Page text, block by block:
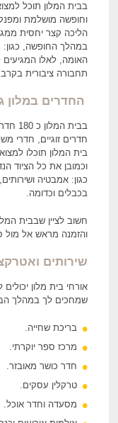
בבית המלון תוכל
וחופשה מושלמת
הליכה קצר יחסית
במהלך החופשה, כגון:
האומה, לאלו
תחבורה ציבורית
החדרים במלון
חדרים זוגיים, חדרי
בית המלון תוכלו
וכמובן את כל הציוד
כגון: אמבטיה
בכבלים וכדומה.
חשוב לציין שבבית
והזמנה מראש אל מול
שירותים
אורחי בית מלון יכולים
שמחכים לך במהלך
בריכת שחייה.
מרכז ספר יוקרתי.
חדר כושר מאובזר.
טרקלין עסקים.
מסעדה וחדר אוכל.